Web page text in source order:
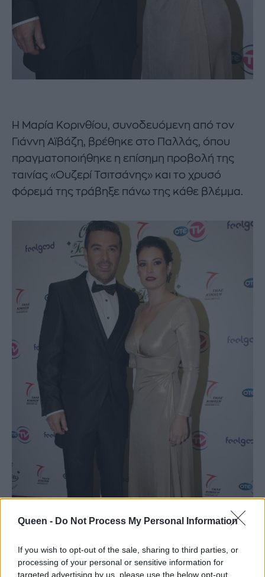
Queen - Do Not Process My Personal Information
If you wish to opt-out of the sale, sharing to third parties, or
processing of your personal or sensitive information for
targeted advertising by us, please use the below opt-out
Η Μαρία Κορινθίου, συνοδευόμενη από τον
Γιάννη Αϊβάζη, βρέθηκε στο Παλλάς, όπου
πραγματοποιήθηκε η επίσημη προβολή της
ταινίας «Ουζερί Τσιτσάνης» και το χρυσό
φόρεμά της τράβηξε πάνω της κάθε βλέμμα.